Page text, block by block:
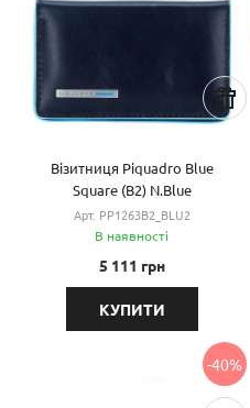
Візитниця Piquadro Blue
Square (B2) N.Blue
PP1263B2_BLU2
Арт. PP1263B2_BLU2
В наявності
5 111 грн
КУПИТИ
-40%